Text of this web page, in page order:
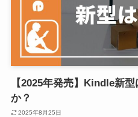
【2025年発売】Kindle新
か？
2025年8月25日